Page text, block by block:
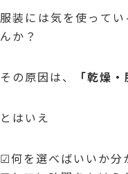
服装には気を使って
んか？
その原因は、 「乾燥
とはいえ
☑何を選べばいいか分